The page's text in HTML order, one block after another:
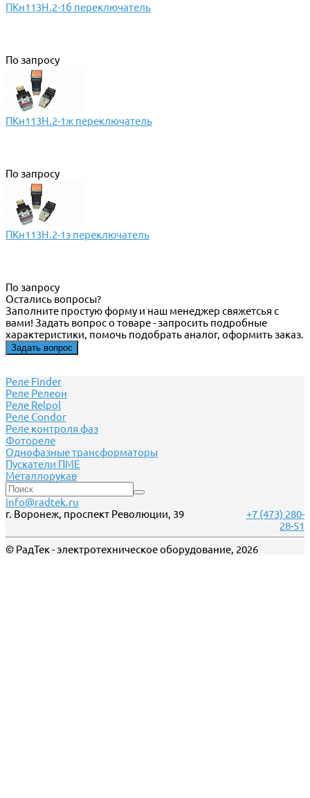
ПКн113Н.2-1б переключатель
По запросу
ПКн113Н.2-1ж переключатель
По запросу
ПКн113Н.2-1з переключатель
По запросу
Остались вопросы?
Заполните простую форму и наш менеджер свяжетсья с
вами! Задать вопрос о товаре - запросить подробные
характеристики, помочь подобрать аналог, оформить заказ.
Задать вопрос
Реле Finder
Реле Релеон
Реле Relpol
Реле Сondor
Реле контроля фаз
Фотореле
Однофазные трансформаторы
Пускатели ПМЕ
Металлорукав
info@radtek.ru
г. Воронеж, проспект Революции, 39
+7 (473) 280-
28-51
© РадТек - электротехническое оборудование, 2026